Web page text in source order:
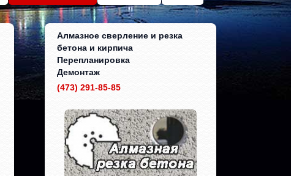
Алмазное сверление и резка
бетона и кирпича
Перепланировка
Демонтаж
(473) 291-85-85